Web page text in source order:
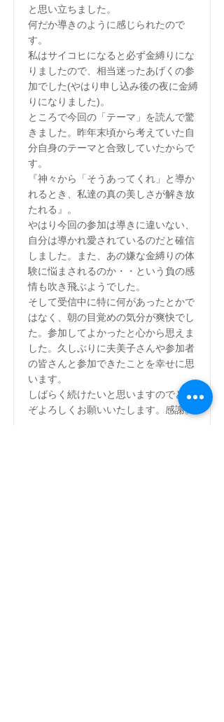
と思い立ちました。
何だか導きのように感じられたので
す。
私はサイコヒになると必ず金縛りにな
りましたので、相当迷ったあげくの参
加でした(やはり申し込み後の夜に金縛
りになりました)。
ところで今回の「テーマ」を読んで驚
きました。昨年末頃から考えていた自
分自身のテーマと合致していたからで
す。
『神々から「そうあってくれ」と導か
れるとき、私達の真の美しさが解き放
たれる』。
やはり今回の参加は導きに違いない、
自分は導かれ愛されているのだと確信
しました。また、あの嫌な金縛りの体
験に悩まされるのか・・という負の感
情も吹き飛ぶようでした。
そして受信中に特に何があったとかで
はなく、朝の目覚めの気分が爽快でし
た。参加してよかったと心から思えま
した。久しぶりに夫美子さんや参加者
の皆さんと参加できたことを幸せに思
います。
しばらく続けたいと思いますのでどう
ぞよろしくお願いいたします。感謝。